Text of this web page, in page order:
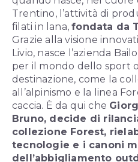
Trentino, l’attività di
filati in lana,fondata da
Grazie alla visione
Livio, nasce l’azienda
per il mondo dello sport
destinazione, come la
all’alpinismo e la linea
caccia. È da qui che
Bruno, decide di
collezione Forest,
tecnologie e i canoni
dell’abbigliamento